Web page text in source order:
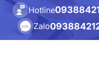
Hotline
Zalo